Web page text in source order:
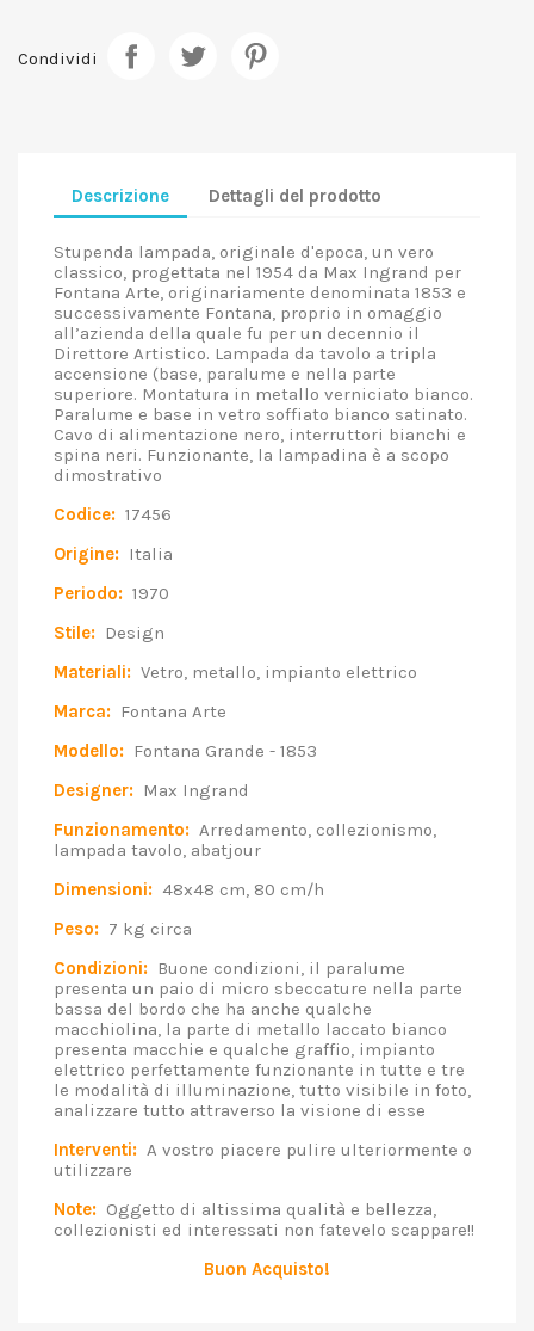
Condividi
Descrizione Dettagli del prodotto
Stupenda lampada, originale d'epoca, un vero
classico, progettata nel 1954 da Max Ingrand per
Fontana Arte, originariamente denominata 1853 e
successivamente Fontana, proprio in omaggio
all’azienda della quale fu per un decennio il
Direttore Artistico. Lampada da tavolo a tripla
accensione (base, paralume e nella parte
superiore. Montatura in metallo verniciato bianco.
Paralume e base in vetro soffiato bianco satinato.
Cavo di alimentazione nero, interruttori bianchi e
spina neri. Funzionante, la lampadina è a scopo
dimostrativo
Codice: 17456
Origine: Italia
Periodo: 1970
Stile: Design
Materiali: Vetro, metallo, impianto elettrico
Marca: Fontana Arte
Modello: Fontana Grande - 1853
Designer: Max Ingrand
Funzionamento: Arredamento, collezionismo,
lampada tavolo, abatjour
Dimensioni: 48x48 cm, 80 cm/h
Peso: 7 kg circa
Condizioni: Buone condizioni, il paralume
presenta un paio di micro sbeccature nella parte
bassa del bordo che ha anche qualche
macchiolina, la parte di metallo laccato bianco
presenta macchie e qualche graffio, impianto
elettrico perfettamente funzionante in tutte e tre
le modalità di illuminazione, tutto visibile in foto,
analizzare tutto attraverso la visione di esse
Interventi: A vostro piacere pulire ulteriormente o
utilizzare
Note: Oggetto di altissima qualità e bellezza,
collezionisti ed interessati non fatevelo scappare!!
Buon Acquisto!